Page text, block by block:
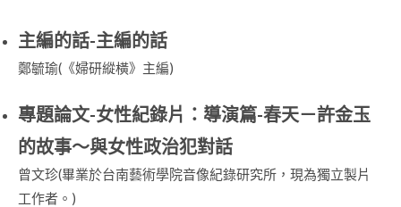
主編的話-主編的話
鄭毓瑜(《婦研縱橫》主編)
專題論文-女性紀錄片：導演篇-春天－許金玉
的故事～與女性政治犯對話
曾文珍(畢業於台南藝術學院音像紀錄研究所，現為獨立製片
工作者。)